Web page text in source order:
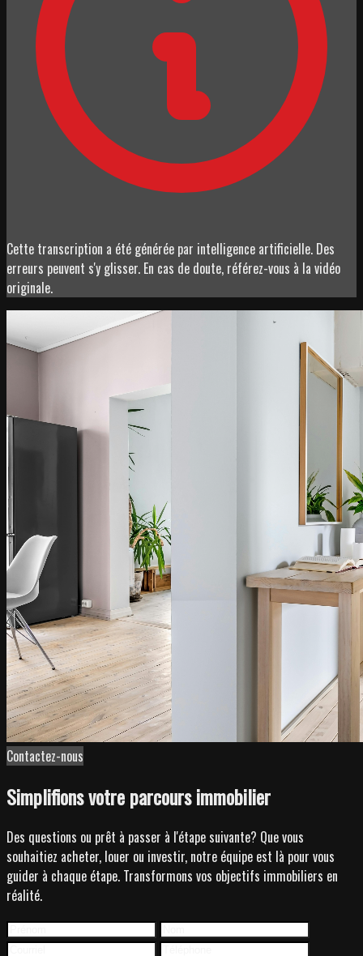
Cette transcription a été générée par intelligence artificielle. Des
erreurs peuvent s'y glisser. En cas de doute, référez-vous à la vidéo
originale.
Contactez-nous
Simplifions votre parcours immobilier
Des questions ou prêt à passer à l'étape suivante? Que vous
souhaitiez acheter, louer ou investir, notre équipe est là pour vous
guider à chaque étape. Transformons vos objectifs immobiliers en
réalité.